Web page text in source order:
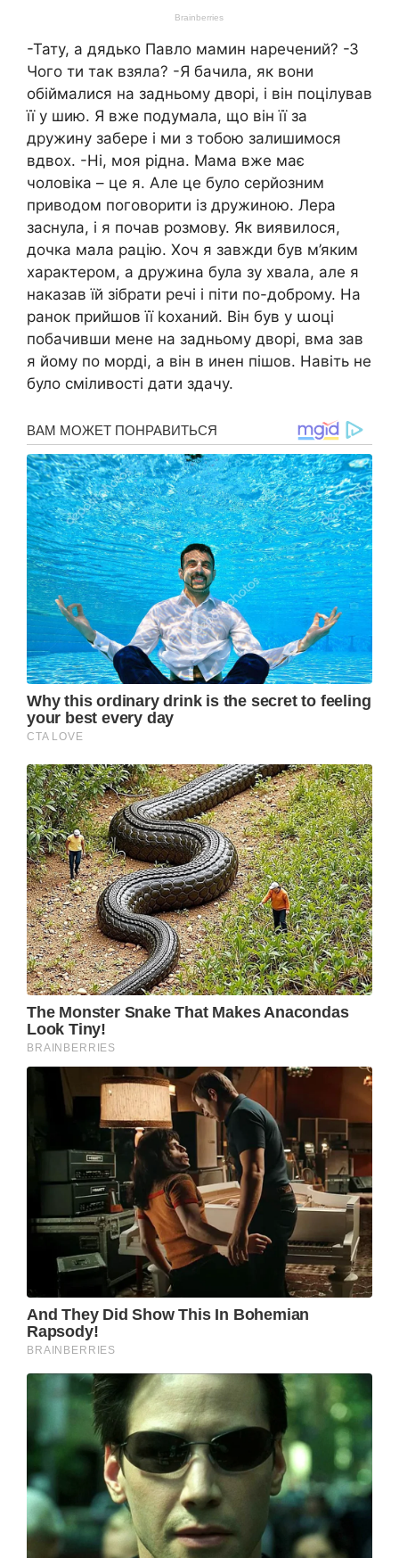
-Тату, а дядько Павло мамин наречений? -З
Чого ти так взяла? -Я бачила, як вони
обіймалися на задньому дворі, і він поцілував
її у шию. Я вже подумала, що він її за
дружину забере і ми з тобою залишимося
вдвох. -Ні, моя рідна. Мама вже має
чоловіка – це я. Але це було серйозним
приводом поговорити із дружиною. Лера
заснула, і я почав розмову. Як виявилося,
дочка мала рацію. Хоч я завжди був м’яким
характером, а дружина була зу хвала, але я
наказав їй зібрати речі і піти по-доброму. На
ранок прийшов її kоханий. Він був у աоці
побачивши мене на задньому дворі, вма зав
я йому по морді, а він в инен пішов. Навіть не
було сміливості дати здачу.